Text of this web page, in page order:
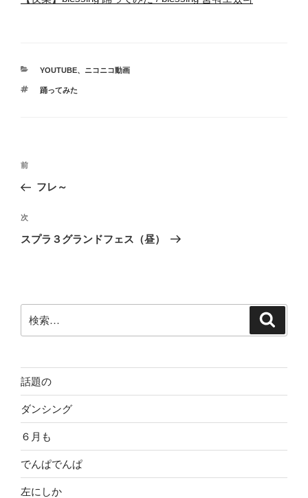
カ
ゴ
YOUTUBE、 ニコニコ動画
タ
踊ってみた
投
ナ
ビ
ゲ
ン
前
の
稿
前
フレ～
次
の
次
スプラ３グランドフェス（昼）
索:
話題の
ダンシング
６月も
でんぱでんぱ
左にしか